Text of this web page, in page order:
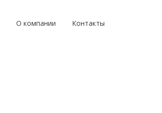
О компании Контакты